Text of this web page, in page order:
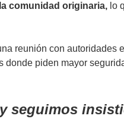
comunidad originaria, lo
reunión con autoridades
piden mayor
seguimos